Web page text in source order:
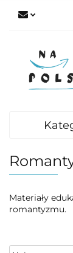
Materiały
romantyzmu.